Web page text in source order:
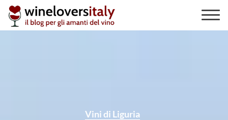
Skip
Vini di Liguria